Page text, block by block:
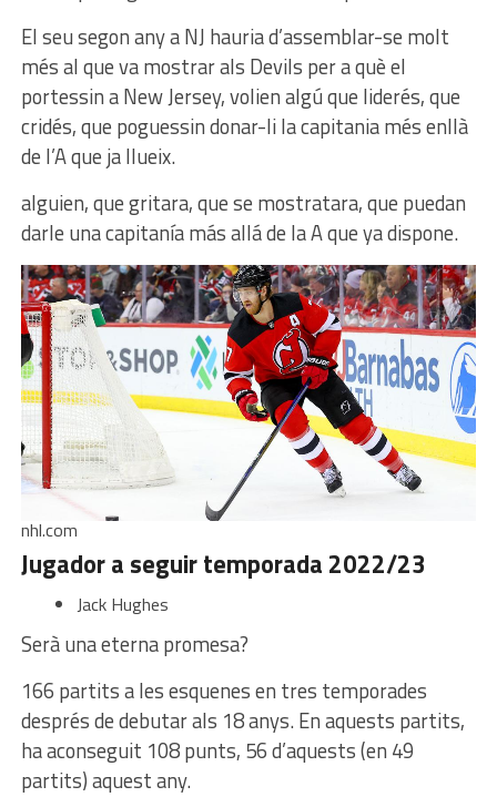
El seu segon any a NJ hauria d’assemblar-se molt
més al que va mostrar als Devils per a què el
portessin a New Jersey, volien algú que liderés, que
cridés, que poguessin donar-li la capitania més enllà
de l’A que ja llueix.
alguien, que gritara, que se mostratara, que puedan
darle una capitanía más allá de la A que ya dispone.
nhl.com
Jugador a seguir temporada 2022/23
Jack Hughes
Serà una eterna promesa?
166 partits a les esquenes en tres temporades
després de debutar als 18 anys. En aquests partits,
ha aconseguit 108 punts, 56 d’aquests (en 49
partits) aquest any.